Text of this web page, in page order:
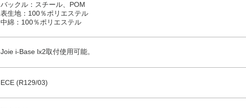
バックル：スチール、POM
表生地：100％ポリエステル
中綿：100％ポリエステル
Joie i-Base lx2取付使用可能。
ECE (R129/03)